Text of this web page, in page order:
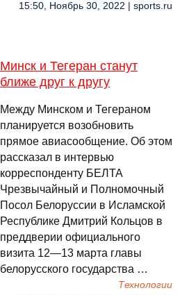
15:50, Ноябрь 30, 2022 | sports.ru
Минск и Тегеран станут
ближе друг к другу
Между Минском и Тегераном
планируется возобновить
прямое авиасообщение. Об этом
рассказал в интервью
корреспонденту БЕЛТА
Чрезвычайный и Полномочный
Посол Белоруссии в Исламской
Республике Дмитрий Кольцов в
преддверии официального
визита 12—13 марта главы
белорусского государства …
Технологии